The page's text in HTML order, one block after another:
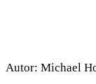
Autor: Michael